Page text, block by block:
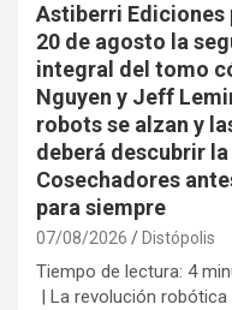
Astiberri Ediciones
20 de agosto la
integral del tomo
Nguyen y Jeff
robots se alzan y
deberá descubrir
Cosechadores
para siempre
07/08/2026 Distópolis
Tiempo de lectura: 4
| La revolución